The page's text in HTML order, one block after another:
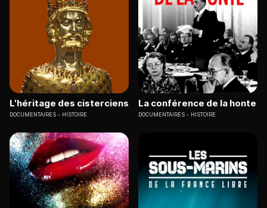
L'héritage des cisterciens
DOCUMENTAIRES HISTOIRE
La conférence de la honte
DOCUMENTAIRES HISTOIRE